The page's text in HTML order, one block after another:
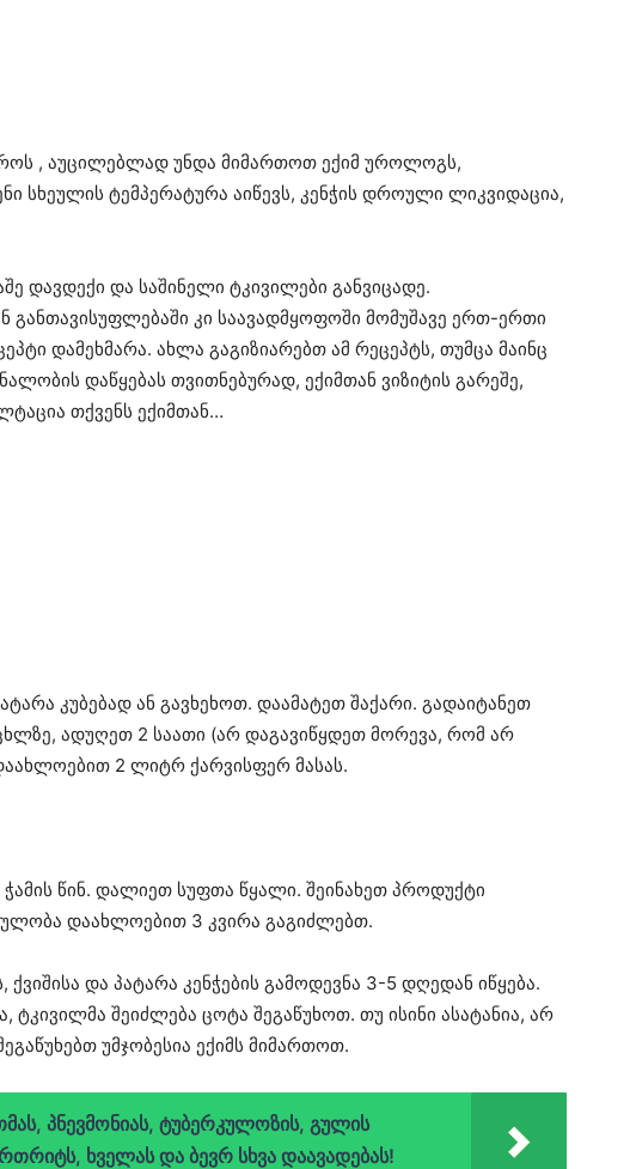
, აუცილებლად უნდა მიმართოთ ექიმ უროლოგს,
სხეულის ტემპერატურა აიწევს, კენჭის დროული ლიკვიდაცია,
დავდექი და საშინელი ტკივილები განვიცადე.
განთავისუფლებაში კი საავადმყოფოში მომუშავე ერთ-ერთი
დამეხმარა. ახლა გაგიზიარებთ ამ რეცეპტს, თუმცა მაინც
დაწყებას თვითნებურად, ექიმთან ვიზიტის გარეშე,
თქვენს ექიმთან…
კუბებად ან გავხეხოთ. დაამატეთ შაქარი. გადაიტანეთ
ადუღეთ 2 საათი (არ დაგავიწყდეთ მორევა, რომ არ
2 ლიტრ ქარვისფერ მასას.
წინ. დალიეთ სუფთა წყალი. შეინახეთ პროდუქტი
დაახლოებით 3 კვირა გაგიძლებთ.
და პატარა კენჭების გამოდევნა 3-5 დღედან იწყება.
ტკივილმა შეიძლება ცოტა შეგაწუხოთ. თუ ისინი ასატანია, არ
უმჯობესია ექიმს მიმართოთ.
პნევმონიას, ტუბერკულოზის, გულის
ხველას და ბევრ სხვა დაავადებას!